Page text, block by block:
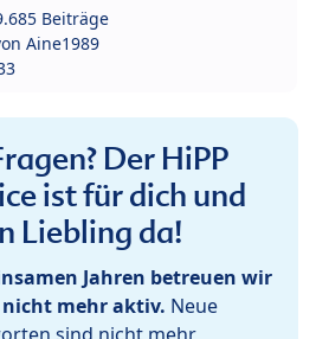
Beiträge
Aine1989
Der HiPP
ist für dich und
Liebling da!
Jahren betreuen wir
nicht mehr aktiv. Neue